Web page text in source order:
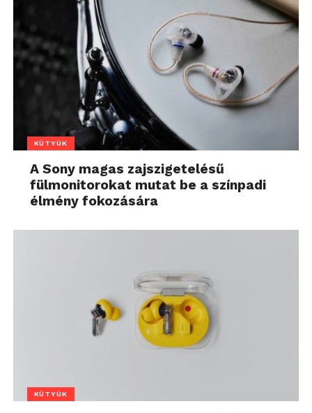
KÜTYÜK
A Sony magas zajszigetelésű
fülmonitorokat mutat be a színpadi
élmény fokozására
KÜTYÜK